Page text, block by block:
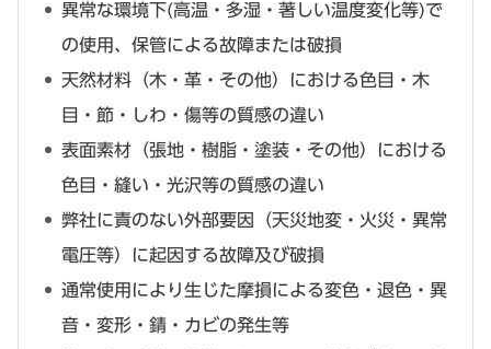
異常な環境下(高温・多湿・著しい温度変化等)で
の使用、保管による故障または破損
天然材料（木・革・その他）における色目・木
目・節・しわ・傷等の質感の違い
表面素材（張地・樹脂・塗装・その他）における
色目・縫い・光沢等の質感の違い
弊社に責のない外部要因（天災地変・火災・異常
電圧等）に起因する故障及び破損
通常使用により生じた摩損による変色・退色・異
音・変形・錆・カビの発生等